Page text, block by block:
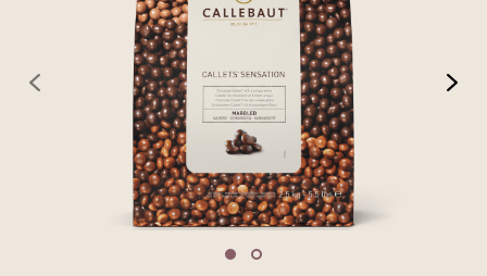
previous
Move to slide 1
Move to slide 2